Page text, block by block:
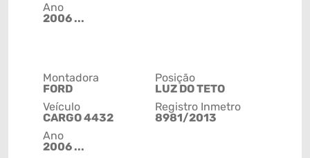
Ano
2006 ...
Montadora
FORD
Veículo
CARGO 4432
Ano
2006 ...
Posição
LUZ DO TETO
Registro Inmetro
8981/2013